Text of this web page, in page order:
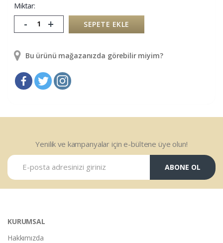
Miktar:
- + SEPETE EKLE
Bu ürünü mağazanızda görebilir miyim?
Yenilik ve kampanyalar için e-bültene üye olun!
ABONE OL
KURUMSAL
Hakkımızda